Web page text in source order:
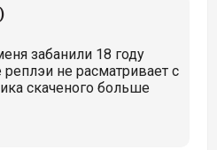
забанили 18 году
не расматривает с
скаченого больше